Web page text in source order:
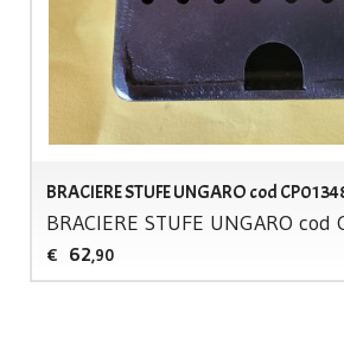
BRACIERE STUFE UNGARO cod
BRACIERE STUFE UNGARO cod
€ 62,90